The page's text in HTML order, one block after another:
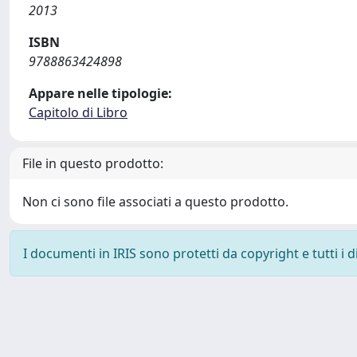
2013
ISBN
9788863424898
Appare nelle tipologie:
Capitolo di Libro
File in questo prodotto:
Non ci sono file associati a questo prodotto.
I documenti in IRIS sono protetti da copyright e tutti i